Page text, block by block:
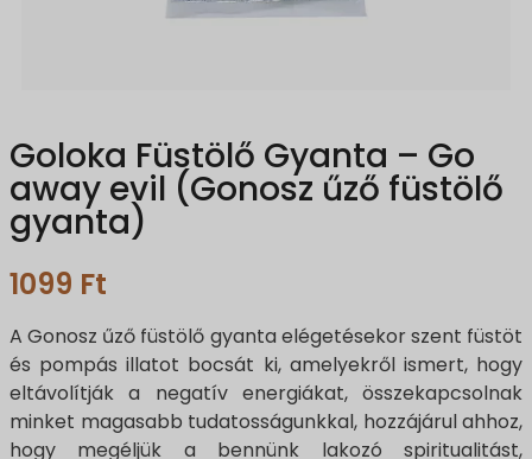
Goloka Füstölő Gyanta – Go
away evil (Gonosz űző füstölő
gyanta)
1099 Ft
A Gonosz űző füstölő gyanta elégetésekor szent füstöt
és pompás illatot bocsát ki, amelyekről ismert, hogy
eltávolítják a negatív energiákat, összekapcsolnak
minket magasabb tudatosságunkkal, hozzájárul ahhoz,
hogy megéljük a bennünk lakozó spiritualitást,